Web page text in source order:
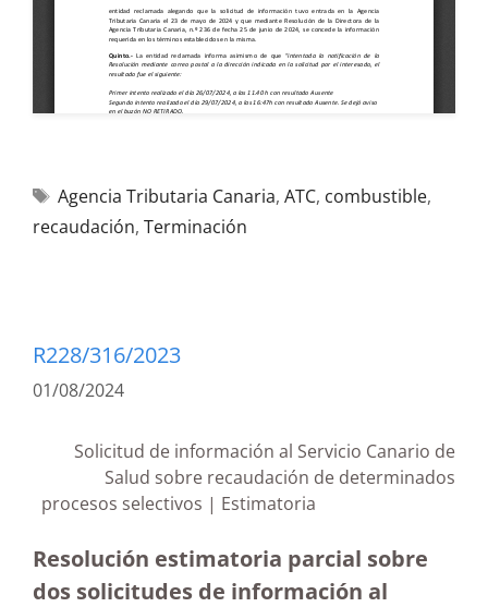
Agencia Tributaria Canaria, ATC, combustible,
recaudación, Terminación
R228/316/2023
01/08/2024
Solicitud de información al Servicio Canario de
Salud sobre recaudación de determinados
procesos selectivos | Estimatoria
Resolución estimatoria parcial sobre
dos solicitudes de información al